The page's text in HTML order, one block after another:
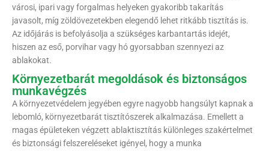
városi, ipari vagy forgalmas helyeken gyakoribb takarítás
javasolt, míg zöldövezetekben elegendő lehet ritkább tisztítás is.
Az időjárás is befolyásolja a szükséges karbantartás idejét,
hiszen az eső, porvihar vagy hó gyorsabban szennyezi az
ablakokat.
Környezetbarát megoldások és biztonságos
munkavégzés
A környezetvédelem jegyében egyre nagyobb hangsúlyt kapnak a
lebomló, környezetbarát tisztítószerek alkalmazása. Emellett a
magas épületeken végzett ablaktisztítás különleges szakértelmet
és biztonsági felszereléseket igényel, hogy a munka